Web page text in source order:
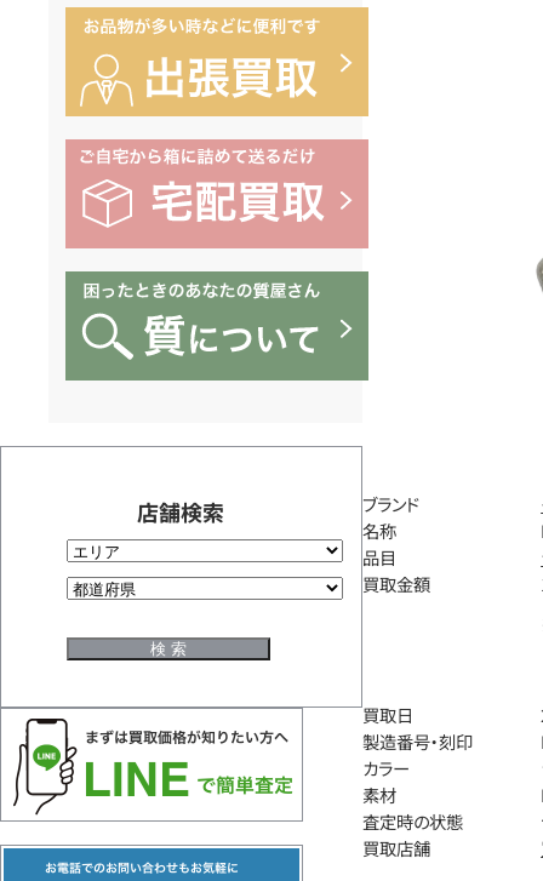
店舗検索 ブランド
名称
品目
買取金額
買取日
製造番号・刻印
カラー
素材
査定時の状態
買取店舗